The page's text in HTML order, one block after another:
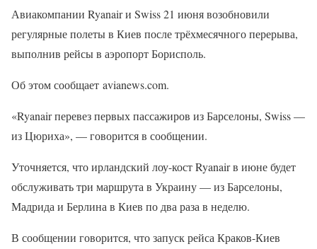
Авиакомпании Ryanair и Swiss 21 июня возобновили
регулярные полеты в Киев после трёхмесячного перерыва,
выполнив рейсы в аэропорт Борисполь.
Об этом сообщает avianews.com.
«Ryanair перевез первых пассажиров из Барселоны, Swiss —
из Цюриха», — говорится в сообщении.
Уточняется, что ирландский лоу-кост Ryanair в июне будет
обслуживать три маршрута в Украину — из Барселоны,
Мадрида и Берлина в Киев по два раза в неделю.
В сообщении говорится, что запуск рейса Краков-Киев